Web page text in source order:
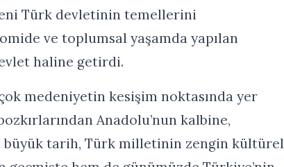
Türk devletinin temellerini
ve toplumsal yaşamda yapılan
haline getirdi.
medeniyetin kesişim noktasında yer
Anadolu’nun kalbine,
büyük tarih, Türk milletinin zengin kültürel